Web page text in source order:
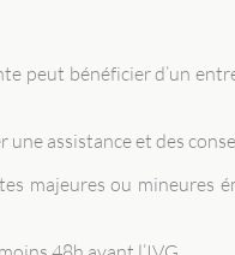
peut bénéficier d’un
assistance et des
majeures ou mineures